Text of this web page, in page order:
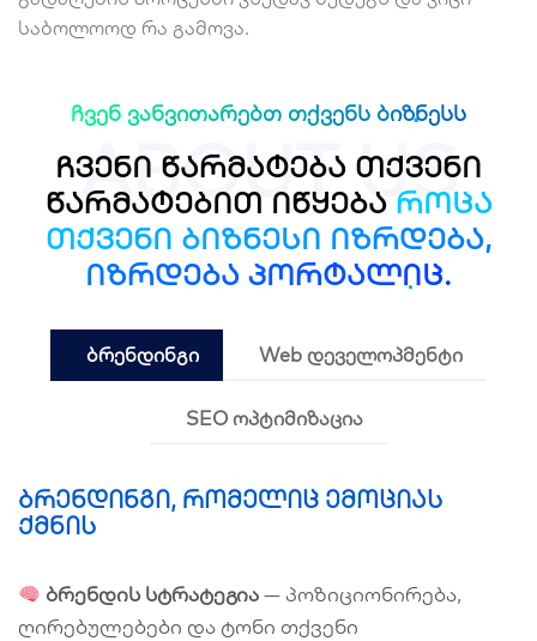
საბოლოოდ რა გამოვა.
ABOUT US
ჩვენ ვანვითარებთ თქვენს ბიზნესს
ჩვენი წარმატება თქვენი
წარმატებით იწყება როცა
თქვენი ბიზნესი იზრდება,
იზრდება პორტალიც.
ბრენდინგი Web დეველოპმენტი
SEO ოპტიმიზაცია
ბრენდინგი, რომელიც ემოციას
ქმნის
ბრენდის სტრატეგია— პოზიციონირება,
ღირებულებები და ტონი თქვენი